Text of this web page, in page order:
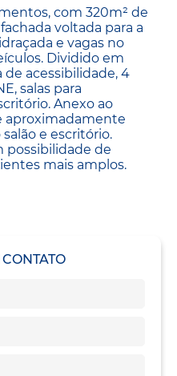
com 320m² de
voltada para a
e vagas no
Dividido em
de acessibilidade, 4
salas para
Anexo ao
aproximadamente
e escritório.
possibilidade de
mais amplos.